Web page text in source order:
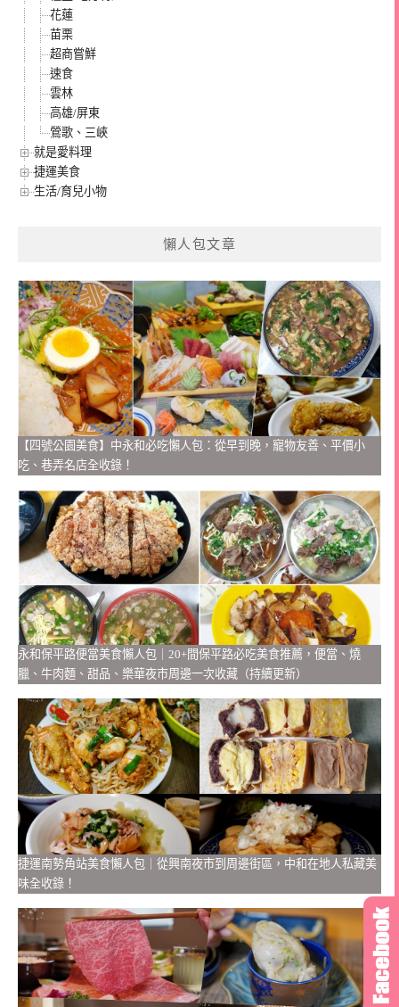
花蓮
苗栗
超商嘗鮮
速食
雲林
高雄/屏東
鶯歌、三峽
就是愛料理
捷運美食
生活/育兒小物
懶人包文章
【四號公園美食】中永和必吃懶人包：從早到晚，寵物友善、平價小
吃、巷弄名店全收錄！
永和保平路便當美食懶人包｜20+間保平路必吃美食推薦，便當、燒
臘、牛肉麵、甜品、樂華夜市周邊一次收藏（持續更新）
捷運南勢角站美食懶人包｜從興南夜市到周邊街區，中和在地人私藏美
味全收錄！